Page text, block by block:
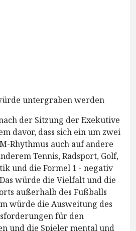
untergraben werden
der Sitzung der Exekutive
davor, dass sich ein um zwei
Rhythmus auch auf andere
Tennis, Radsport, Golf,
und die Formel 1 - negativ
würde die Vielfalt und die
außerhalb des Fußballs
würde die Ausweitung des
für den
und die Spieler mental und